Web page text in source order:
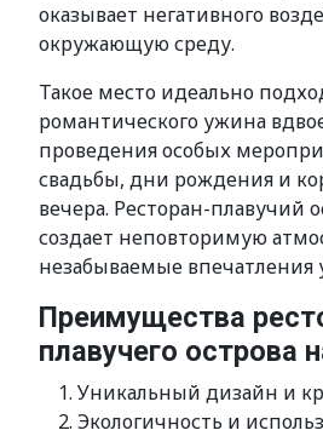
оказывает негативного
окружающую среду.
Такое место идеально
романтического ужина
проведения особых
свадьбы, дни рождения и
вечера. Ресторан-плавучий
создает неповторимую
незабываемые впечатления
Преимущества
плавучего острова
Уникальный дизайн и
Экологичность и